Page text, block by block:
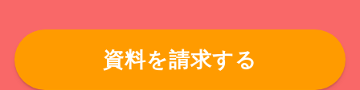
資料を請求する